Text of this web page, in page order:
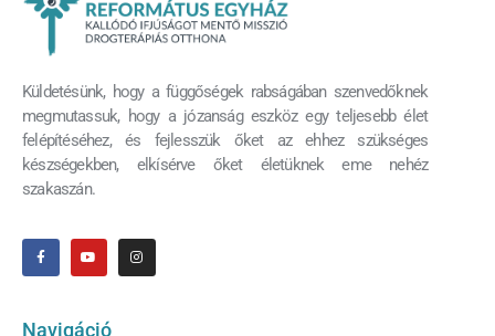
Küldetésünk, hogy a függőségek rabságában szenvedőknek
megmutassuk, hogy a józanság eszköz egy teljesebb élet
felépítéséhez, és fejlesszük őket az ehhez szükséges
készségekben, elkísérve őket életüknek eme nehéz
szakaszán.
Navigáció